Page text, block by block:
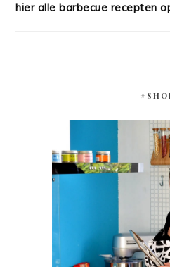
hier alle barbecue recepten